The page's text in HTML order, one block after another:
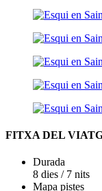
FITXA DEL
Durada
8 dies / 7 nits
Mapa pistes